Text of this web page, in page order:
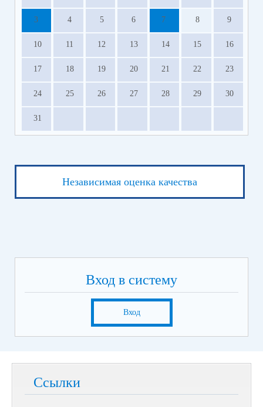
3 4 5 6 7 8 9
10 11 12 13 14 15 16
17 18 19 20 21 22 23
24 25 26 27 28 29 30
31
Независимая оценка качества
Вход в систему
Вход
Ссылки